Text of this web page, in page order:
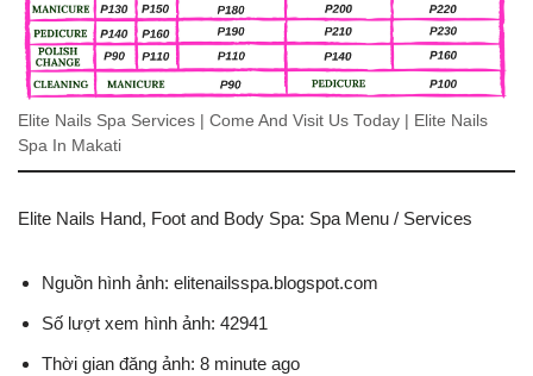
Elite Nails Spa Services | Come And Visit Us Today | Elite Nails
Spa In Makati
Elite Nails Hand, Foot and Body Spa: Spa Menu / Services
Nguồn hình ảnh: elitenailsspa.blogspot.com
Số lượt xem hình ảnh: 42941
Thời gian đăng ảnh: 8 minute ago